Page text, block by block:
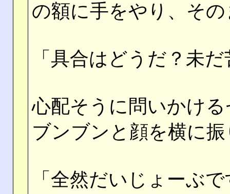
の額に手をやり、そ
「具合はどうだ？未
心配そうに問いかけ
ブンブンと顔を横に
「全然だいじょーぶ